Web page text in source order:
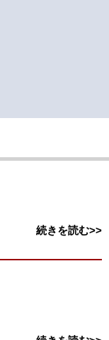
続きを読む>>